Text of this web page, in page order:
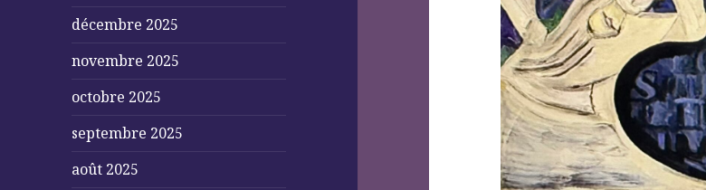
décembre 2025
novembre 2025
octobre 2025
septembre 2025
août 2025